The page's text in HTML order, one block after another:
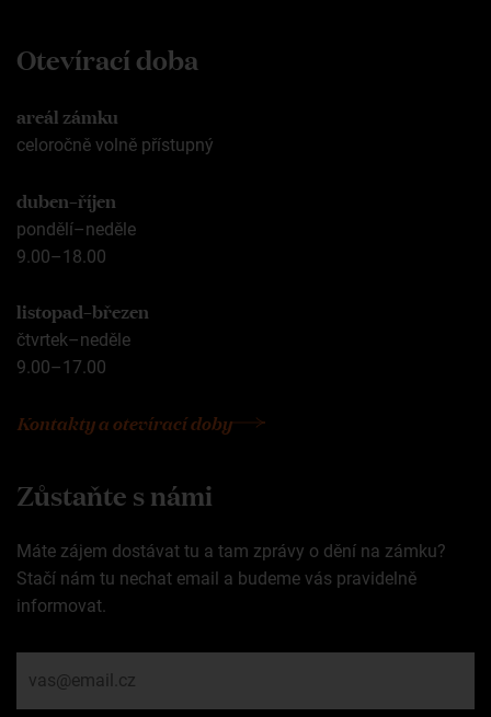
Otevírací doba
areál zámku
celoročně volně přístupný
duben–říjen
pondělí–neděle
9.00–18.00
listopad–březen
čtvrtek–neděle
9.00–17.00
Kontakty a otevírací doby
Zůstaňte s námi
Máte zájem dostávat tu a tam zprávy o dění na zámku?
Stačí nám tu nechat email a budeme vás pravidelně
informovat.